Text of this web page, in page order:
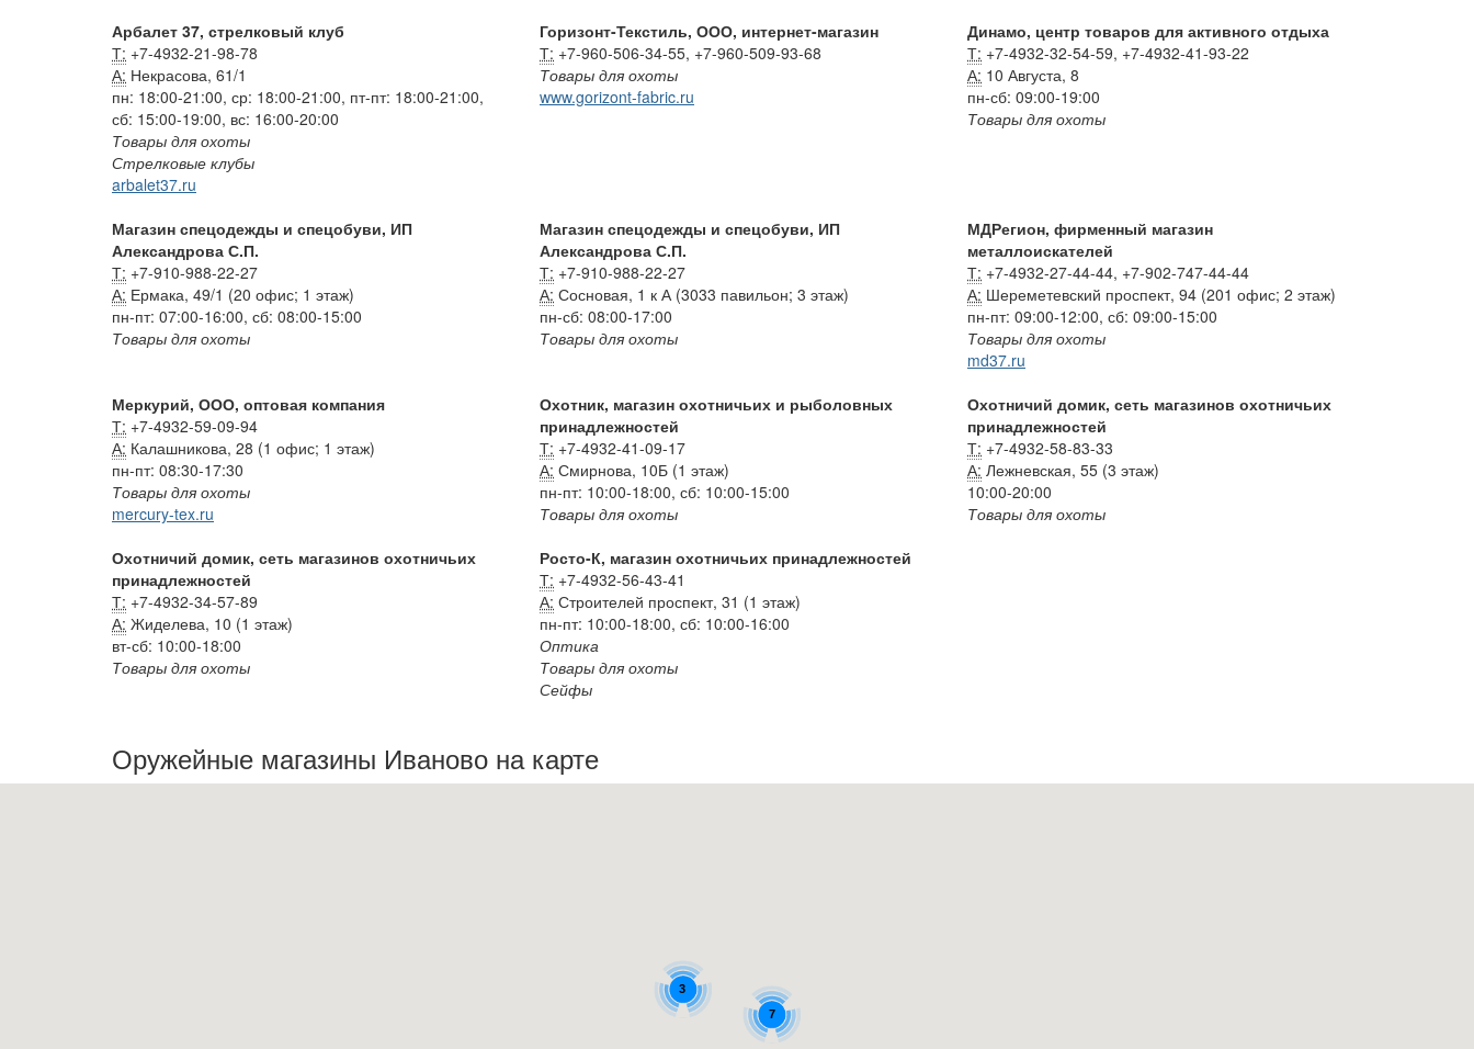
Арбалет 37, стрелковый клуб
Т: +7-4932-21-98-78
А: Некрасова, 61/1
пн: 18:00-21:00, ср: 18:00-21:00, пт-пт: 18:00-21:00,
сб: 15:00-19:00, вс: 16:00-20:00
Товары для охоты
Стрелковые клубы
arbalet37.ru
Магазин спецодежды и спецобуви, ИП
Александрова С.П.
Т: +7-910-988-22-27
А: Ермака, 49/1 (20 офис; 1 этаж)
пн-пт: 07:00-16:00, сб: 08:00-15:00
Товары для охоты
Меркурий, ООО, оптовая компания
Т: +7-4932-59-09-94
А: Калашникова, 28 (1 офис; 1 этаж)
пн-пт: 08:30-17:30
Товары для охоты
mercury-tex.ru
Охотничий домик, сеть магазинов охотничьих
принадлежностей
Т: +7-4932-34-57-89
А: Жиделева, 10 (1 этаж)
вт-сб: 10:00-18:00
Товары для охоты
Горизонт-Текстиль, ООО, интернет-магазин
Т: +7-960-506-34-55, +7-960-509-93-68
Товары для охоты
www.gorizont-fabric.ru
Магазин спецодежды и спецобуви, ИП
Александрова С.П.
Т: +7-910-988-22-27
А: Сосновая, 1 к А (3033 павильон; 3 этаж)
пн-сб: 08:00-17:00
Товары для охоты
Охотник, магазин охотничьих и рыболовных
принадлежностей
Т: +7-4932-41-09-17
А: Смирнова, 10Б (1 этаж)
пн-пт: 10:00-18:00, сб: 10:00-15:00
Товары для охоты
Росто-К, магазин охотничьих принадлежностей
Т: +7-4932-56-43-41
А: Строителей проспект, 31 (1 этаж)
пн-пт: 10:00-18:00, сб: 10:00-16:00
Оптика
Товары для охоты
Сейфы
Динамо, центр товаров для активного отдыха
Т: +7-4932-32-54-59, +7-4932-41-93-22
А: 10 Августа, 8
пн-сб: 09:00-19:00
Товары для охоты
МДРегион, фирменный магазин
металлоискателей
Т: +7-4932-27-44-44, +7-902-747-44-44
А: Шереметевский проспект, 94 (201 офис; 2 этаж)
пн-пт: 09:00-12:00, сб: 09:00-15:00
Товары для охоты
md37.ru
Охотничий домик, сеть магазинов охотничьих
принадлежностей
Т: +7-4932-58-83-33
А: Лежневская, 55 (3 этаж)
10:00-20:00
Товары для охоты
Оружейные магазины Иваново на карте
7
3